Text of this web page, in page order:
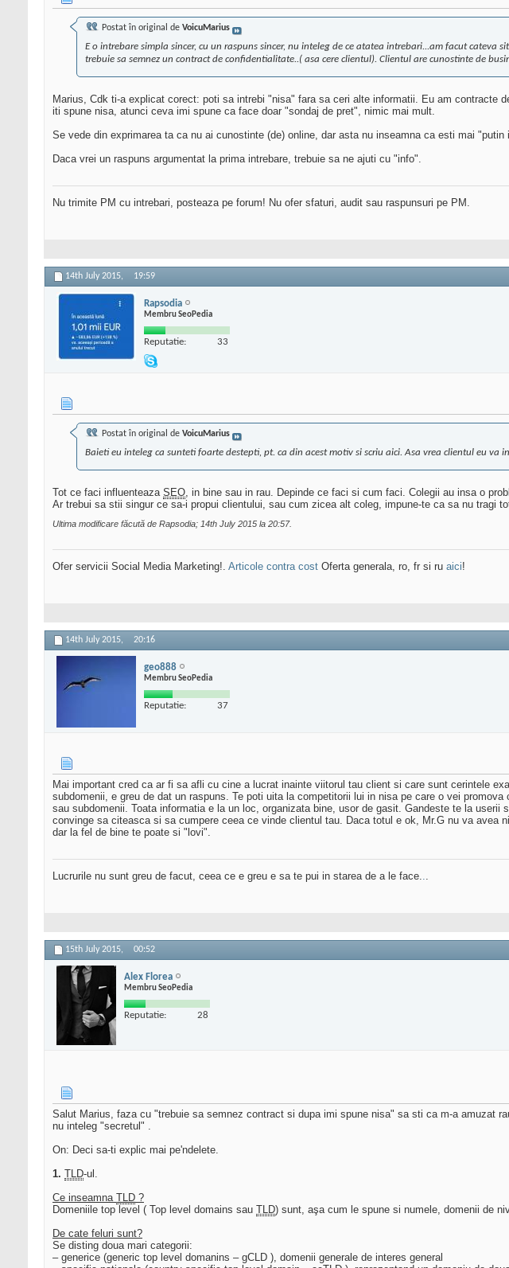
Postat în original de VoicuMarius
E o intrebare simpla sincer, cu un raspuns sincer, nu inteleg de ce atatea intrebari...am facut
trebuie sa semnez un contract de confidentialitate..( asa cere clientul). Clientul are cunostinte de
Marius, Cdk ti-a explicat corect: poti sa intrebi "nisa" fara sa ceri alte informatii. Eu am
iti spune nisa, atunci ceva imi spune ca face doar "sondaj de pret", nimic mai mult.
Se vede din exprimarea ta ca nu ai cunostinte (de) online, dar asta nu inseamna ca esti mai
Daca vrei un raspuns argumentat la prima intrebare, trebuie sa ne ajuti cu "info".
Nu trimite PM cu intrebari, posteaza pe forum! Nu ofer sfaturi, audit sau raspunsuri pe PM.
14th July 2015, 19:59
Rapsodia
Membru SeoPedia
Reputatie: 33
Postat în original de VoicuMarius
Baieti eu inteleg ca sunteti foarte destepti, pt. ca din acest motiv si scriu aici. Asa vrea clientul eu
Tot ce faci influenteaza SEO, in bine sau in rau. Depinde ce faci si cum faci. Colegii au insa o
Ar trebui sa stii singur ce sa-i propui clientului, sau cum zicea alt coleg, impune-te ca sa nu tragi
Ultima modificare făcută de Rapsodia; 14th July 2015 la 20:57.
Ofer servicii Social Media Marketing!. Articole contra cost Oferta generala, ro, fr si ru aici!
14th July 2015, 20:16
geo888
Membru SeoPedia
Reputatie: 37
Mai important cred ca ar fi sa afli cu cine a lucrat inainte viitorul tau client si care sunt cerintele
subdomenii, e greu de dat un raspuns. Te poti uita la competitorii lui in nisa pe care o vei
sau subdomenii. Toata informatia e la un loc, organizata bine, usor de gasit. Gandeste te la
convinge sa citeasca si sa cumpere ceea ce vinde clientul tau. Daca totul e ok, Mr.G nu va
dar la fel de bine te poate si "lovi".
Lucrurile nu sunt greu de facut, ceea ce e greu e sa te pui in starea de a le face...
15th July 2015, 00:52
Alex Florea
Membru SeoPedia
Reputatie: 28
Salut Marius, faza cu "trebuie sa semnez contract si dupa imi spune nisa" sa sti ca m-a amuzat
nu inteleg "secretul" .
On: Deci sa-ti explic mai pe'ndelete.
1. TLD-ul.
Ce inseamna TLD ?
Domeniile top level ( Top level domains sau TLD) sunt, aşa cum le spune si numele, domenii de
De cate feluri sunt?
Se disting doua mari categorii:
– generice (generic top level domanins – gCLD ), domenii generale de interes general